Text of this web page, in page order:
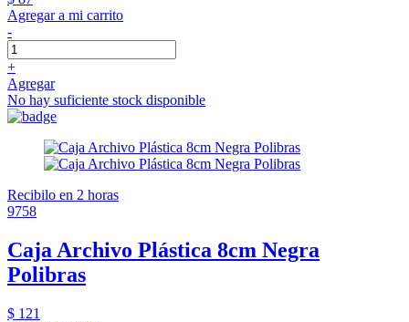
Agregar a mi carrito
-
+
Agregar
No hay suficiente stock disponible
Recibilo en 2 horas
9758
Caja Archivo Plástica 8cm Negra
Polibras
$ 121